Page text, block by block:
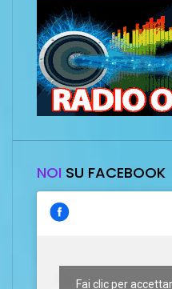
NOI SU FACEBOOK
Fai clic per